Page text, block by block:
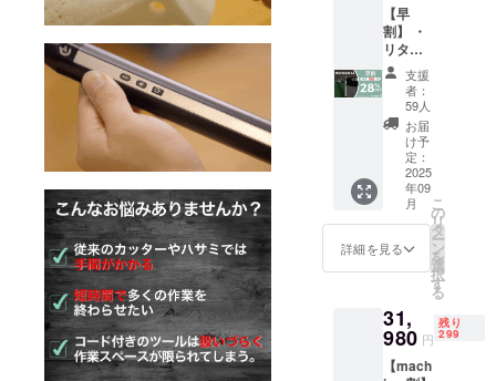
ました。
最新のテク
ノロジー
で、皆さん
の生活をよ
り豊かに、
快適にする
ことが弊社
の理念で
どうぞよろ
致します！
【早
割】 ・
リター
ン内
容：
Hanboo
st C1 ×
１セッ
ト ・一
般販売
予定価
格：
42,980
円 ※リ
ターン
送料込
みの金
額にな
りま
支援
者：
59人
お届
け予
定：
2025
年09
月
詳細を見る
こ
の
リ
タ
ー
ン
を
選
択
す
る
31,
980 円
残り
299
【mach